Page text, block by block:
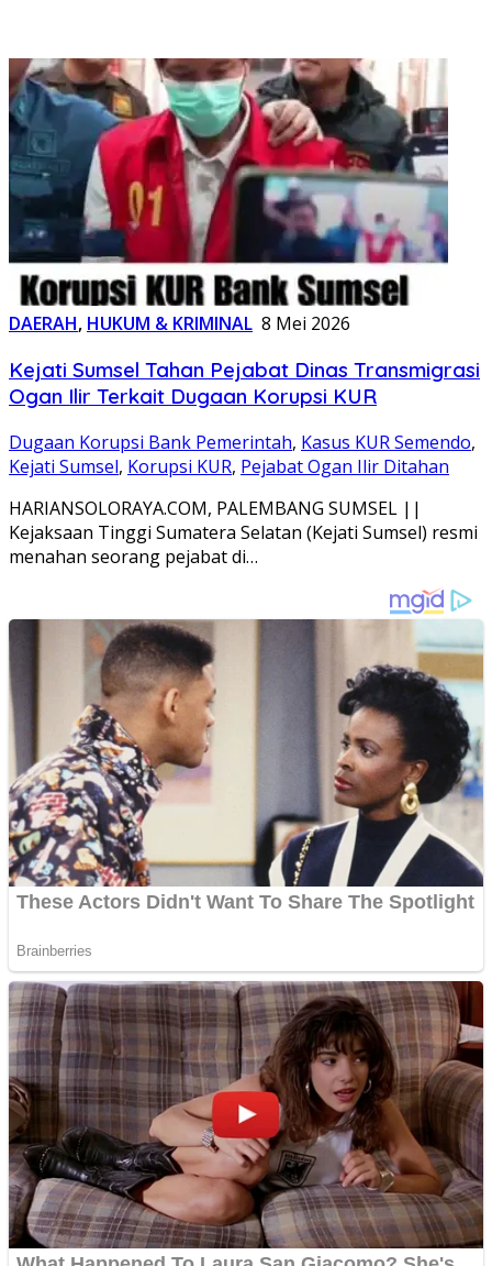
DAERAH, HUKUM & KRIMINAL 8 Mei 2026
Kejati Sumsel Tahan Pejabat Dinas Transmigrasi
Ogan Ilir Terkait Dugaan Korupsi KUR
Dugaan Korupsi Bank Pemerintah, Kasus KUR Semendo,
Kejati Sumsel, Korupsi KUR, Pejabat Ogan Ilir Ditahan
HARIANSOLORAYA.COM, PALEMBANG SUMSEL ||
Kejaksaan Tinggi Sumatera Selatan (Kejati Sumsel) resmi
menahan seorang pejabat di…